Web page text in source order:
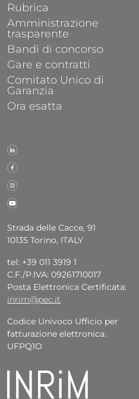
Strada delle Cacce, 91
10135 Torino, ITALY
tel: +39 011 3919 1
C.F./P.IVA: 09261710017
Posta Elettronica Certificata:
inrim@pec.it
Codice Univoco Ufficio per
fatturazione elettronica:
UFPQ1O
Rubrica
Amministrazione
trasparente
Bandi di concorso
Gare e contratti
Comitato Unico di
Garanzia
Ora esatta